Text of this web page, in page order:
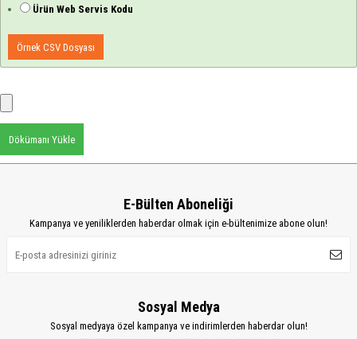
Ürün Web Servis Kodu
Örnek CSV Dosyası
Dökümanı Yükle
E-Bülten Aboneliği
Kampanya ve yeniliklerden haberdar olmak için e-bültenimize abone olun!
Sosyal Medya
Sosyal medyaya özel kampanya ve indirimlerden haberdar olun!